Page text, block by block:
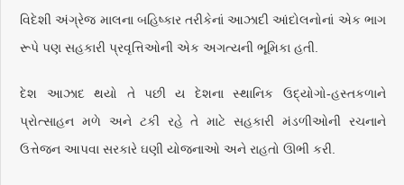
વિદેશી અંગ્રેજ માલના બહિષ્કાર તરીકેનાં આઝાદી આંદોલનોનાં એક ભાગ
રૂપે પણ સહકારી પ્રવૃત્તિઓની એક અગત્યની ભૂમિકા હતી.
દેશ આઝાદ થયો તે પછી ય દેશના સ્થાનિક ઉદ્યોગો-હસ્તકળાને
પ્રોત્સાહન મળે અને ટકી રહે તે માટે સહકારી મંડળીઓની રચનાને
ઉત્તેજન આપવા સરકારે ઘણી યોજનાઓ અને રાહતો ઊભી કરી.